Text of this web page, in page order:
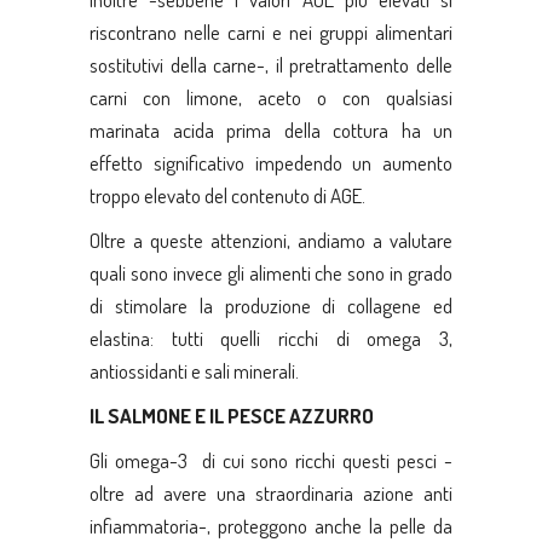
riscontrano nelle carni e nei gruppi alimentari
sostitutivi della carne-, il pretrattamento delle
carni con limone, aceto o con qualsiasi
marinata acida prima della cottura ha un
effetto significativo impedendo un aumento
troppo elevato del contenuto di AGE.
Oltre a queste attenzioni, andiamo a valutare
quali sono invece gli alimenti che sono in grado
di stimolare la produzione di collagene ed
elastina: tutti quelli ricchi di omega 3,
antiossidanti e sali minerali.
IL SALMONE E IL PESCE AZZURRO
Gli omega-3 di cui sono ricchi questi pesci -
oltre ad avere una straordinaria azione anti
infiammatoria-, proteggono anche la pelle da